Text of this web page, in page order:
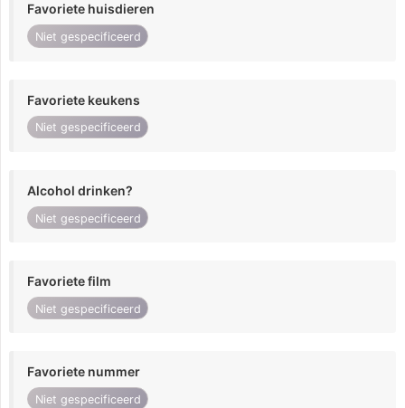
Favoriete huisdieren
Niet gespecificeerd
Favoriete keukens
Niet gespecificeerd
Alcohol drinken?
Niet gespecificeerd
Favoriete film
Niet gespecificeerd
Favoriete nummer
Niet gespecificeerd